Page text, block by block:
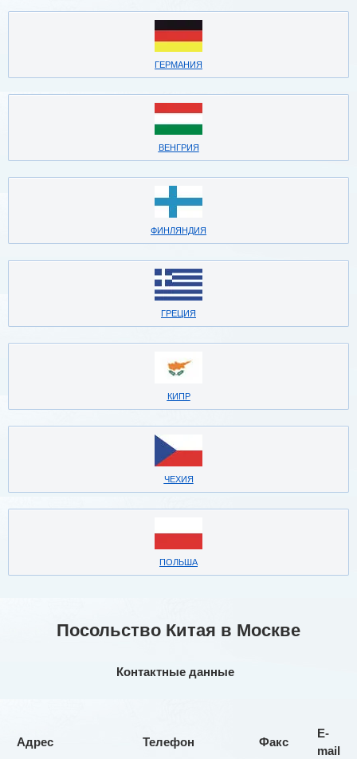
ГЕРМАНИЯ
ВЕНГРИЯ
ФИНЛЯНДИЯ
ГРЕЦИЯ
КИПР
ЧЕХИЯ
ПОЛЬША
Посольство Китая в Москве
Контактные данные
Адрес Телефон Факс
E-
mail